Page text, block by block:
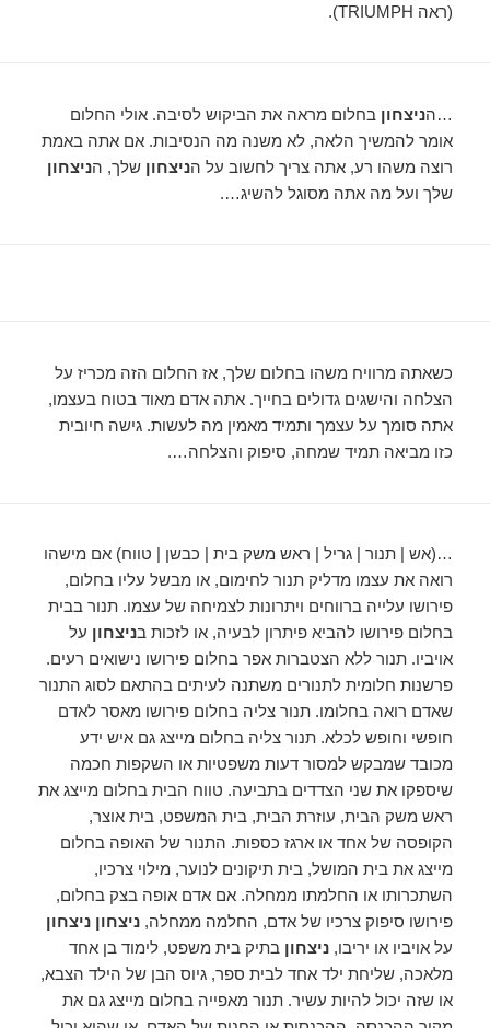
(ראה TRIUMPH).
…הניצחון בחלום מראה את הביקוש לסיבה. אולי החלום
אומר להמשיך הלאה, לא משנה מה הנסיבות. אם אתה באמת
רוצה משהו רע, אתה צריך לחשוב על הניצחון שלך, הניצחון
שלך ועל מה אתה מסוגל להשיג….
כשאתה מרוויח משהו בחלום שלך, אז החלום הזה מכריז על
הצלחה והישגים גדולים בחייך. אתה אדם מאוד בטוח בעצמו,
אתה סומך על עצמך ותמיד מאמין מה לעשות. גישה חיובית
כזו מביאה תמיד שמחה, סיפוק והצלחה….
…(אש | תנור | גריל | ראש משק בית | כבשן | טווח) אם מישהו
רואה את עצמו מדליק תנור לחימום, או מבשל עליו בחלום,
פירושו עלייה ברווחים ויתרונות לצמיחה של עצמו. תנור בבית
בחלום פירושו להביא פיתרון לבעיה, או לזכות בניצחון על
אויביו. תנור ללא הצטברות אפר בחלום פירושו נישואים רעים.
פרשנות חלומית לתנורים משתנה לעיתים בהתאם לסוג התנור
שאדם רואה בחלומו. תנור צליה בחלום פירושו מאסר לאדם
חופשי וחופש לכלא. תנור צליה בחלום מייצג גם איש ידע
מכובד שמבקש למסור דעות משפטיות או השקפות חכמה
שיספקו את שני הצדדים בתביעה. טווח הבית בחלום מייצג את
ראש משק הבית, עוזרת הבית, בית המשפט, בית אוצר,
הקופסה של אחד או ארגז כספות. התנור של האופה בחלום
מייצג את בית המושל, בית תיקונים לנוער, מילוי צרכיו,
השתכרותו או החלמתו ממחלה. אם אדם אופה בצק בחלום,
פירושו סיפוק צרכיו של אדם, החלמה ממחלה,ניצחון ניצחון
על אויביו או יריבו,ניצחון בתיק בית משפט, לימוד בן אחד
מלאכה, שליחת ילד אחד לבית ספר, גיוס הבן של הילד הצבא,
או שזה יכול להיות עשיר. תנור מאפייה בחלום מייצג גם את